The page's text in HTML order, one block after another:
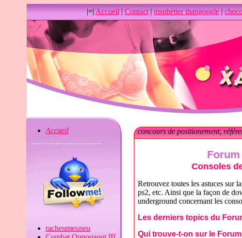
|=|Accueil|Contact|msnbetter thangoogle|
Accueil
racheumeuneu
concours de positionement,
Consoles
Retrouvez toutes les astuces sur
ps2, etc. Ainsi que la façon de
underground concernant les
Les derniers topics du
Qui trouve-t-on sur le